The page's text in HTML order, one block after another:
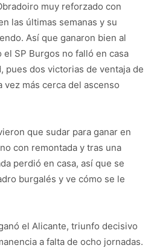
muy reforzado con
las últimas semanas y su
Así que ganaron bien al
SP Burgos no falló en casa
pues dos victorias de ventaja de
vez más cerca del ascenso
que sudar para ganar en
con remontada y tras una
perdió en casa, así que se
burgalés y ve cómo se le
el Alicante, triunfo decisivo
a falta de ocho jornadas.